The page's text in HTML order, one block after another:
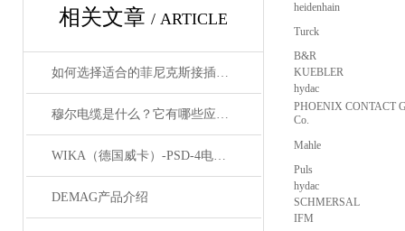
相关文章 / ARTICLE
如何选择适合的菲尼克斯接插件？
穆尔电缆是什么？它有哪些应用领域？
WIKA（德国威卡）-PSD-4电子压力开关
DEMAG产品介绍
heidenhain
Turck
B&R
KUEBLER
hydac
PHOENIX CONTACT
Co.
Mahle
Puls
hydac
SCHMERSAL
IFM